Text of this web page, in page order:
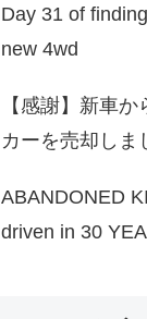
Day 31 of
new 4wd
【感謝】新車
カーを売却しま
ABANDONED
driven in 30